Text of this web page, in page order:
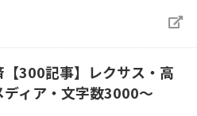
【300記事】レクサス・高
ィア・文字数3000～